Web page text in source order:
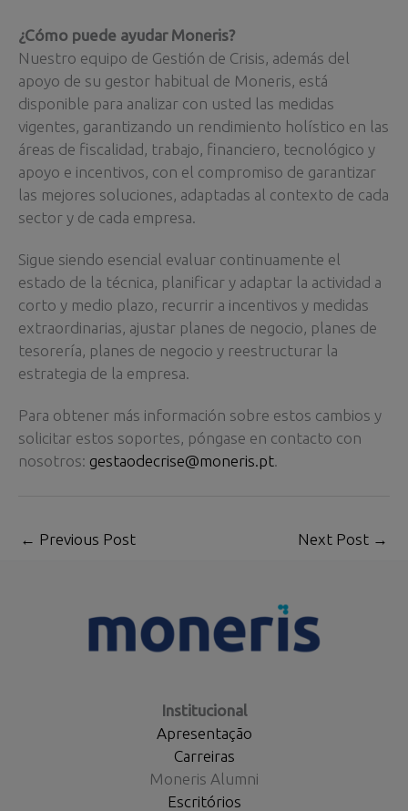
¿Cómo puede ayudar Moneris?
Nuestro equipo de Gestión de Crisis, además del
apoyo de su gestor habitual de Moneris, está
disponible para analizar con usted las medidas
vigentes, garantizando un rendimiento holístico en las
áreas de fiscalidad, trabajo, financiero, tecnológico y
apoyo e incentivos, con el compromiso de garantizar
las mejores soluciones, adaptadas al contexto de cada
sector y de cada empresa.
Sigue siendo esencial evaluar continuamente el
estado de la técnica, planificar y adaptar la actividad a
corto y medio plazo, recurrir a incentivos y medidas
extraordinarias, ajustar planes de negocio, planes de
tesorería, planes de negocio y reestructurar la
estrategia de la empresa.
Para obtener más información sobre estos cambios y
solicitar estos soportes, póngase en contacto con
nosotros: gestaodecrise@moneris.pt
← Previous Post Next Post →
Institucional
Apresentação
Carreiras
Moneris Alumni
Escritórios